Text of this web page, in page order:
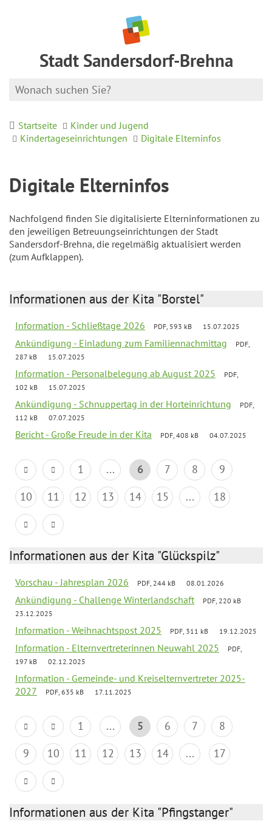
Stadt Sandersdorf-Brehna
Startseite
Kinder und Jugend
Kindertageseinrichtungen
Digitale Elterninfos
Digitale Elterninfos
Nachfolgend finden Sie digitalisierte Elterninformationen zu
den jeweiligen Betreuungseinrichtungen der Stadt
Sandersdorf-Brehna, die regelmäßig aktualisiert werden
(zum Aufklappen).
Informationen aus der Kita "Borstel"
Information - Schließtage 2026 PDF, 593 kB 15.07.2025
Ankündigung - Einladung zum Familiennachmittag
PDF,
287 kB
15.07.2025
Information - Personalbelegung ab August 2025
PDF,
102 kB
15.07.2025
Ankündigung - Schnuppertag in der Horteinrichtung
PDF,
112 kB
07.07.2025
Bericht - Große Freude in der Kita PDF, 408 kB 04.07.2025
1 ... 6 7 8
9
10
11 12 13 14 15 ... 18
Informationen aus der Kita "Glückspilz"
Vorschau - Jahresplan 2026 PDF, 244 kB 08.01.2026
Ankündigung - Challenge Winterlandschaft
PDF, 220 kB
23.12.2025
Information - Weihnachtspost 2025 PDF, 311 kB 19.12.2025
Information - Elternvertreterinnen Neuwahl 2025
PDF,
197 kB
02.12.2025
Information - Gemeinde- und Kreiselternvertreter 2025-
2027
PDF, 635 kB 17.11.2025
1 ... 5 6 7
8
9
10 11 12 13 14 ... 17
Informationen aus der Kita "Pfingstanger"